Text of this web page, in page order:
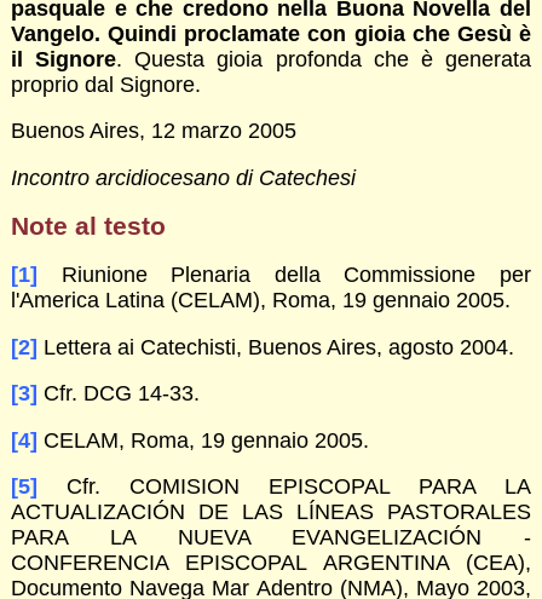
pasquale e che credono nella Buona Novella del
Vangelo. Quindi proclamate con gioia che Gesù è
il Signore. Questa gioia profonda che è generata
proprio dal Signore.
Buenos Aires, 12 marzo 2005
Incontro arcidiocesano di Catechesi
Note al testo
[1] Riunione Plenaria della Commissione per
l'America Latina (CELAM), Roma, 19 gennaio 2005.
[2] Lettera ai Catechisti, Buenos Aires, agosto 2004.
[3] Cfr. DCG 14-33.
[4] CELAM, Roma, 19 gennaio 2005.
[5]
Cfr. COMISION EPISCOPAL PARA LA
ACTUALIZACIÓN DE LAS LÍNEAS PASTORALES
PARA LA NUEVA EVANGELIZACIÓN -
CONFERENCIA EPISCOPAL ARGENTINA (CEA),
Documento Navega Mar Adentro (NMA), Mayo 2003,